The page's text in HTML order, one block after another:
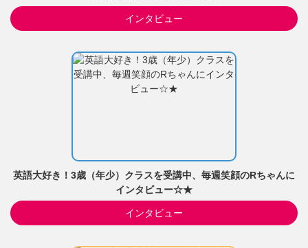
インタビュー
英語大好き！3歳（年少）クラスを受講中、毎週笑顔のRちゃんに
インタビュー☆★
インタビュー